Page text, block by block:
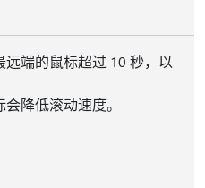
端的鼠标超过 10 秒，以
降低滚动速度。